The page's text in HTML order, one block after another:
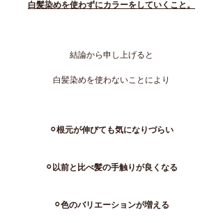
白髪染めを使わずにカラーをしていくこと。
結論から申し上げると
白髪染めを使わないことにより
⚪︎根元が伸びても気になりづらい
⚪︎以前と比べ髪の手触りが良くなる
⚪︎色のバリエーションが増える